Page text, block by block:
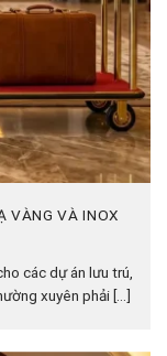
VÀNG VÀ INOX
các dự án lưu trú,
xuyên phải [...]